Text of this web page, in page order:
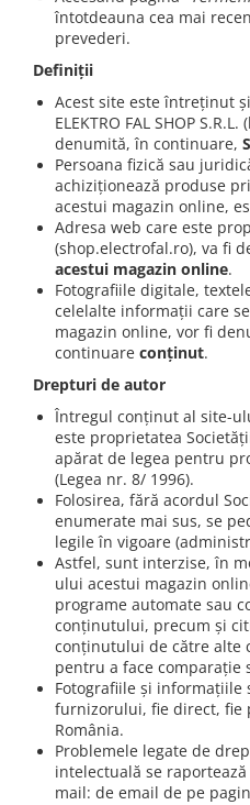
Iluminat arhitectural
Lampadare
Becuri LED Decor
Lampi de birou
Profil aluminiu
Tub LED
Becuri LED Smart
Becuri LED
Becuri LED cu filament
Corpuri de emergenta
Lustre LED
Uncategorized
Aplica LED
Profil banda LED
Iluminat festiv
Fotosenzori si Senzori de
Sina Magnetica Slim LIMBO
Iluminat decorativ de Craciun
Priza exterior
întotdeauna cea mai
prevederi.
Definiții
Acest site este întreținut
ELEKTRO FAL SHOP
denumită, în continuare,
Persoana fizică sau
achiziționează produse
acestui magazin online,
Adresa web care este
(shop.electrofal.ro), va fi
acestui magazin online.
Fotografiile digitale,
celelalte informații care
magazin online, vor fi
continuare conținut.
Drepturi de autor
Întregul conținut al site-
este proprietatea
apărat de legea pentru
(Legea nr. 8/ 1996).
Folosirea, fără acordul
enumerate mai sus, se
legile în vigoare
Astfel, sunt interzise, în
ului acestui magazin
programe automate sau
conținutului, precum și
conținutului de către alte
pentru a face comparație
Fotografiile și informațiile
furnizorului, fie direct, fie
România.
Problemele legate de
intelectuală se
mail: de email de pe